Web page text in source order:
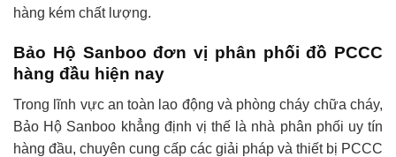
hàng kém chất lượng.
Bảo Hộ Sanboo đơn vị phân phối đồ PCCC
hàng đầu hiện nay
Trong lĩnh vực an toàn lao động và phòng cháy chữa cháy,
Bảo Hộ Sanboo khẳng định vị thế là nhà phân phối uy tín
hàng đầu, chuyên cung cấp các giải pháp và thiết bị PCCC